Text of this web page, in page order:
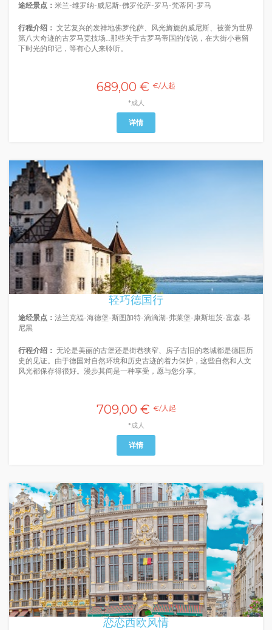
途经景点： 米兰-维罗纳-威尼斯-佛罗伦萨-罗马-梵蒂冈-罗马
行程介绍： 文艺复兴的发祥地佛罗伦萨、风光旖旎的威尼斯、被誉为世界
第八大奇迹的古罗马竞技场…那些关于古罗马帝国的传说，在大街小巷留
下时光的印记，等有心人来聆听。
689,00 € €/人起
*成人
详情
轻巧德国行
途经景点： 法兰克福-海德堡-斯图加特-滴滴湖-弗莱堡-康斯坦茨-富森-慕
尼黑
行程介绍： 无论是美丽的古堡还是街巷狭窄、房子古旧的老城都是德国历
史的见证。由于德国对自然环境和历史古迹的着力保护，这些自然和人文
风光都保存得很好。漫步其间是一种享受，愿与您分享。
709,00 € €/人起
*成人
详情
恋恋西欧风情